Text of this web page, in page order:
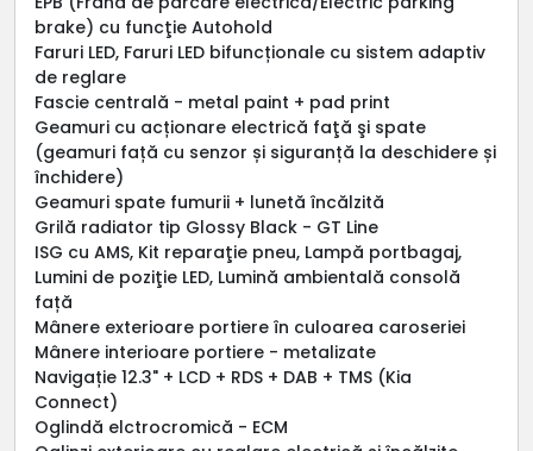
brake) cu funcţie Autohold
Faruri LED, Faruri LED bifuncționale cu sistem adaptiv
de reglare
Fascie centrală - metal paint + pad print
Geamuri cu acționare electrică faţă şi spate
(geamuri față cu senzor și siguranță la deschidere și
închidere)
Geamuri spate fumurii + lunetă încălzită
Grilă radiator tip Glossy Black - GT Line
ISG cu AMS, Kit reparaţie pneu, Lampă portbagaj,
Lumini de poziţie LED, Lumină ambientală consolă
față
Mânere exterioare portiere în culoarea caroseriei
Mânere interioare portiere - metalizate
Navigație 12.3" + LCD + RDS + DAB + TMS (Kia
Connect)
Oglindă elctrocromică - ECM